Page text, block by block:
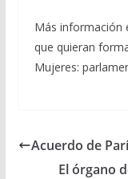
Más información
que quieran
Mujeres:
Acuerdo de
El órgano